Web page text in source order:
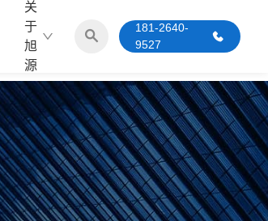
关
于
旭
源
181-2640-
9527